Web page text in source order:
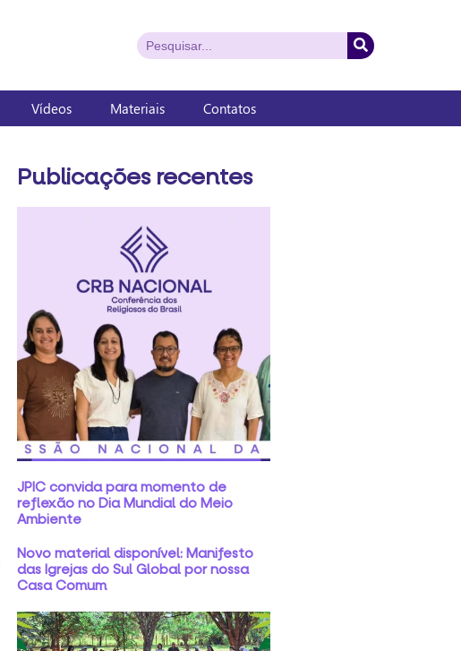
Vídeos Materiais Contatos
Publicações recentes
JPIC convida para momento de
reflexão no Dia Mundial do Meio
Ambiente
Novo material disponível: Manifesto
das Igrejas do Sul Global por nossa
Casa Comum